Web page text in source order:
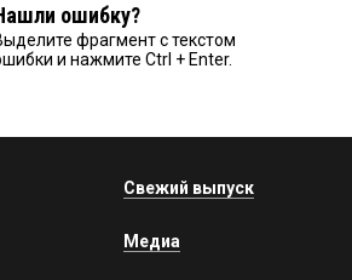
ошибку?
фрагмент с текстом
и нажмите Ctrl + Enter.
Свежий выпуск
Медиа